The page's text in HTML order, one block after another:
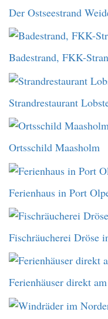
Der Ostseestrand
Badestrand, FKK-
Strandrestaurant
Ortsschild Maasholm
Ferienhaus in Port
Fischräucherei Dröse
Ferienhäuser direkt